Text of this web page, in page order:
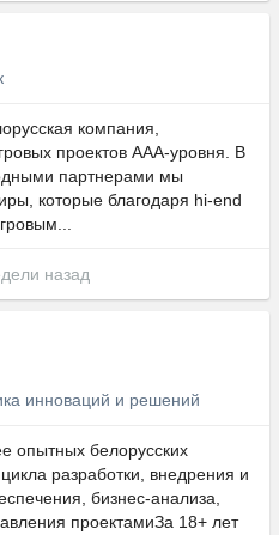
компания,
проектов AAA-уровня. В
партнерами мы
которые благодаря hi-end
назад
инноваций и решений
опытных белорусских
разработки, внедрения и
бизнес-анализа,
проектамиЗа 18+ лет